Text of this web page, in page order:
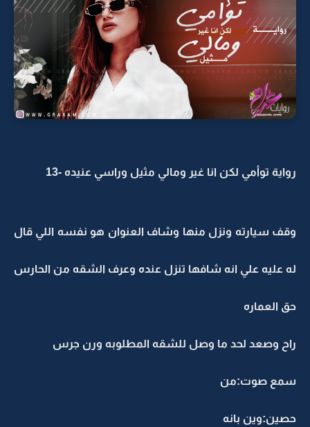
رواية توأمي لكن انا غير ومالي مثيل وراسي عنيده -13
وقف سيارته ونزل منها وشاف العنوان هو نفسه اللي قال
له عليه علي انه شافها تنزل عنده وعرف الشقه من الحارس
حق العماره
راح وصعد لحد ما وصل للشقه المطلوبه ورن جرس
سمع صوت:من
حصين:وين بانه